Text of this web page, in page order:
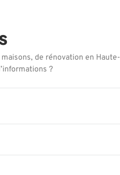
de rénovation en Haute-
?